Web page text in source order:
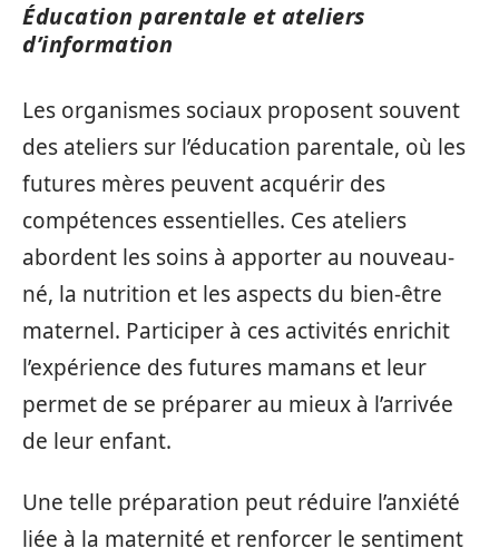
Éducation parentale et ateliers
d’information
Les organismes sociaux proposent souvent
des ateliers sur l’éducation parentale, où les
futures mères peuvent acquérir des
compétences essentielles. Ces ateliers
abordent les soins à apporter au nouveau-
né, la nutrition et les aspects du bien-être
maternel. Participer à ces activités enrichit
l’expérience des futures mamans et leur
permet de se préparer au mieux à l’arrivée
de leur enfant.
Une telle préparation peut réduire l’anxiété
liée à la maternité et renforcer le sentiment